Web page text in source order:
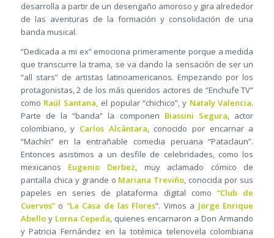
desarrolla a partir de un desengaño amoroso y gira alrededor
de las aventuras de la formación y consolidación de una
banda musical.
“Dedicada a mi ex” emociona primeramente porque a medida
que transcurre la trama, se va dando la sensación de ser un
“all stars” de artistas latinoamericanos. Empezando por los
protagonistas, 2 de los más queridos actores de “Enchufe TV”
como Raúl Santana, el popular “chichico”, y Nataly Valencia.
Parte de la “banda” la componen Biassini Segura, actor
colombiano, y Carlos Alcántara, conocido por encarnar a
“Machín” en la entrañable comedia peruana “Pataclaun”.
Entonces asistimos a un desfile de celebridades, como los
mexicanos Eugenio Derbez, muy aclamado cómico de
pantalla chica y grande o Mariana Treviño, conocida por sus
papeles en series de plataforma digital como“Club de
Cuervos”o “La Casa de las Flores”. Vimos a Jorge Enrique
Abelloy Lorna Cepeda, quienes encarnaron a Don Armando
y Patricia Fernández en la totémica telenovela colombiana